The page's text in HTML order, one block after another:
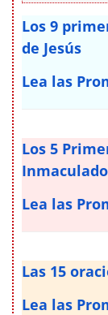
Los 9
de Jesús
Lea las
Los 5
Lea las
Las 15
Lea las